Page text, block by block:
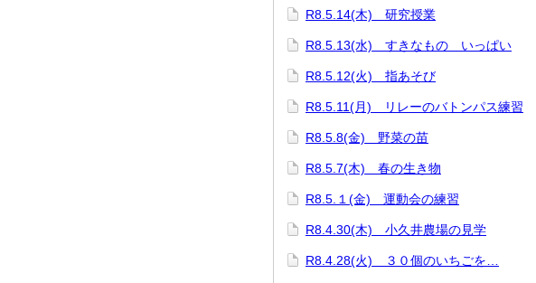
R8.5.14(木) 研究授業
R8.5.13(水) すきなもの いっぱい
R8.5.12(火) 指あそび
R8.5.11(月) リレーのバトンパス練習
R8.5.8(金) 野菜の苗
R8.5.7(木) 春の生き物
R8.5.１(金) 運動会の練習
R8.4.30(木) 小久井農場の見学
R8.4.28(火) ３０個のいちごを…